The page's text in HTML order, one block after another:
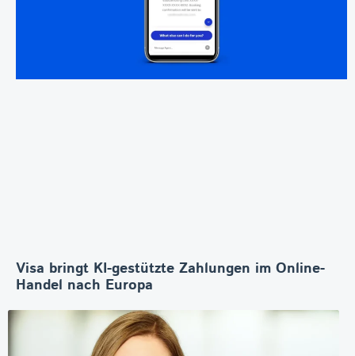
Visa bringt KI-gestützte Zahlungen im Online-
Handel nach Europa